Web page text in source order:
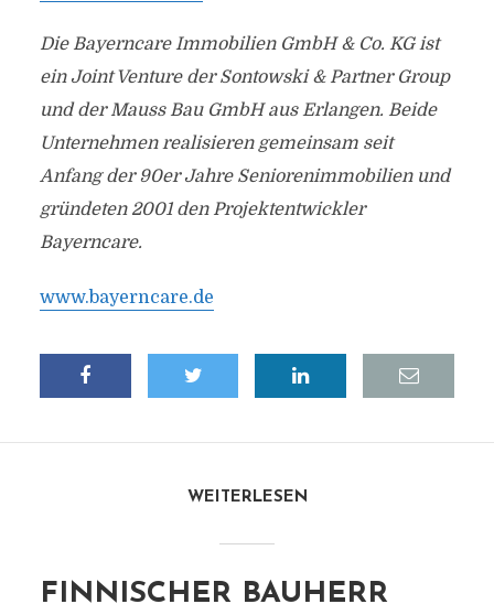
Die Bayerncare Immobilien GmbH & Co. KG ist
ein Joint Venture der Sontowski & Partner Group
und der Mauss Bau GmbH aus Erlangen. Beide
Unternehmen realisieren gemeinsam seit
Anfang der 90er Jahre Seniorenimmobilien und
gründeten 2001 den Projektentwickler
Bayerncare.
www.bayerncare.de
WEITERLESEN
FINNISCHER BAUHERR